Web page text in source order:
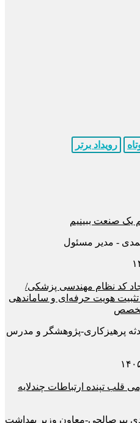
رویداد برتر
یک صنعت ببینیم
- مدیر مسئول
کد نظام مهندسی پزشکی/
هویت حرفه‌ای و ساماندهی
پرهیزکاری-پژوهشگر و مدرس
قلب تپنده ارتباطات چندلایه
پیرصالحی-معاون وزیر بهداشت